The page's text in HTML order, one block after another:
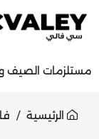
مستلزمات الصيف
الرئيسية